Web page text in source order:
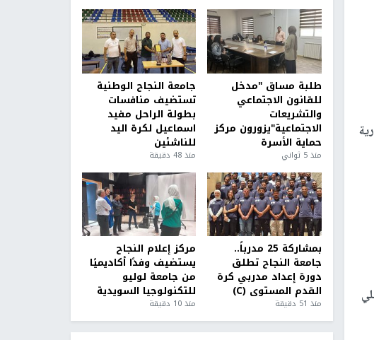
طلبة مساق "مدخل
للقانون الاجتماعي
والتشريعات
الاجتماعية"يزورون مركز
حماية الأسرة
منذ 5 ثواني
جامعة النجاح الوطنية
تستضيف منافسات
بطولة الراحل مفيد
اسماعيل لكرة اليد
للناشئين
منذ 48 دقيقة
بمشاركة 25 مدرباً..
جامعة النجاح تطلق
دورة إعداد مدربي كرة
القدم المستوى (C)
منذ 51 دقيقة
مركز إعلام النجاح
يستضيف وفدًا أكاديميًا
من جامعة لوليو
للتكنولوجيا السويدية
منذ 10 دقيقة